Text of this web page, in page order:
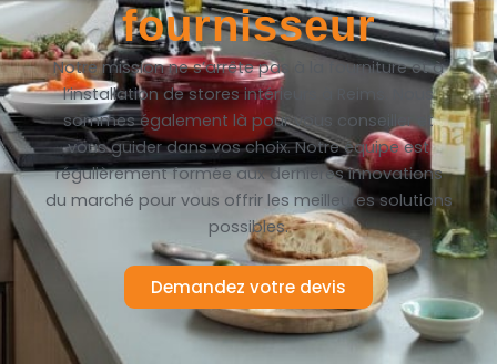
fournisseur
Notre mission ne s’arrête pas à la fourniture et à
l’installation de stores intérieurs à Reims. Nous
sommes également là pour vous conseiller et
vous guider dans vos choix. Notre équipe est
régulièrement formée aux dernières innovations
du marché pour vous offrir les meilleures solutions
possibles.
Demandez votre devis